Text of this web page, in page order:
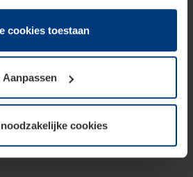
verzameld.
recht om cookies op uw
vereist is. Voor alle andere
toestemming benodigd. Uw
elk moment bij de uitleg van de
cookies toestaan
Aanpassen
cookies